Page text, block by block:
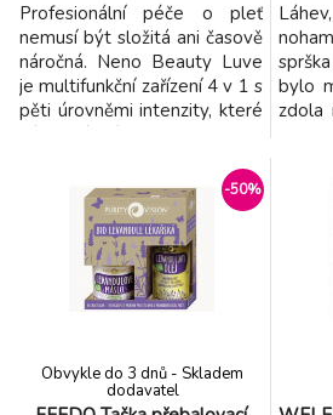
Profesionální péče o pleť
nemusí být složitá ani časově
náročná. Neno Beauty Luve
je multifunkční zařízení 4 v 1 s
pěti úrovněmi intenzity, které
kosmetickou rutinou. Pomocí
mikroproudů, EMS,
elektroporace, sonických
vibrací a čtyř barev LED
světla podporuje regeneraci
a zároveň zpevňuje, vyhl
bylo
zdola
-50%
Obvykle do 3 dnů - Skladem
dodavatel